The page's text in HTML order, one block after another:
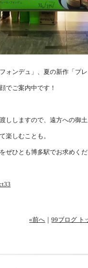
ォンデュ」、夏の新作「プ
でご案内中です！
ししますので、遠方への御
楽しむことも。
ぜひとも博多駅でお求めく
«前へ ｜99ブログ ト